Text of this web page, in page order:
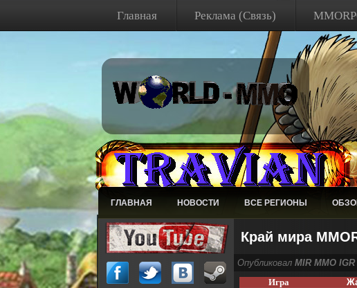
Главная Реклама (Связь)
ГЛАВНАЯ НОВОСТИ ВСЕ РЕГИОНЫ
Край мира
Опубликовал MIR MMO IGR
Игра